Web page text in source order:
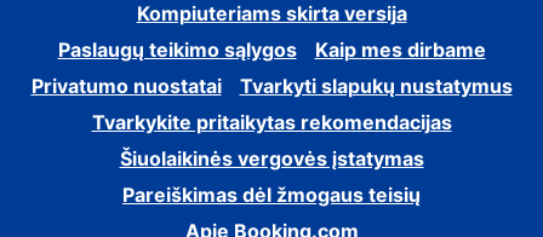
Kompiuteriams skirta versija
Paslaugų teikimo sąlygos
Kaip mes dirbame
Privatumo nuostatai
Tvarkyti slapukų nustatymus
Tvarkykite pritaikytas rekomendacijas
Šiuolaikinės vergovės įstatymas
Pareiškimas dėl žmogaus teisių
Apie Booking.com